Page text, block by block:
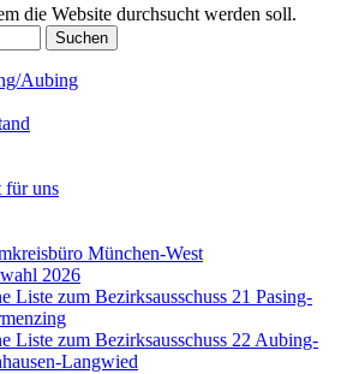
die Website durchsucht werden soll.
Suchen
Aubing
für uns
München-West
2026
Liste zum Bezirksausschuss 21 Pasing-
Liste zum Bezirksausschuss 22 Aubing-
Langwied